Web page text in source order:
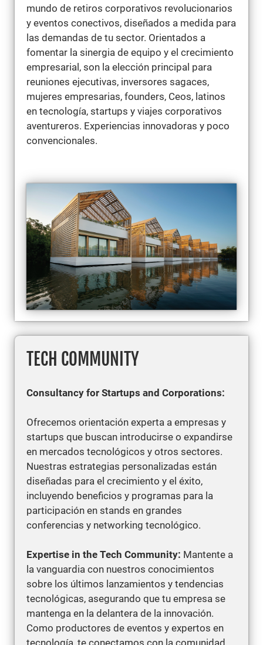
mundo de retiros corporativos revolucionarios
y eventos conectivos, diseñados a medida para
las demandas de tu sector. Orientados a
fomentar la sinergia de equipo y el crecimiento
empresarial, son la elección principal para
reuniones ejecutivas, inversores sagaces,
mujeres empresarias, founders, Ceos, latinos
en tecnología, startups y viajes corporativos
aventureros. Experiencias innovadoras y poco
convencionales.
TECH COMMUNITY
Consultancy for Startups and Corporations:
Ofrecemos orientación experta a empresas y
startups que buscan introducirse o expandirse
en mercados tecnológicos y otros sectores.
Nuestras estrategias personalizadas están
diseñadas para el crecimiento y el éxito,
incluyendo beneficios y programas para la
participación en stands en grandes
conferencias y networking tecnológico.
Expertise in the Tech Community: Mantente a
la vanguardia con nuestros conocimientos
sobre los últimos lanzamientos y tendencias
tecnológicas, asegurando que tu empresa se
mantenga en la delantera de la innovación.
Como productores de eventos y expertos en